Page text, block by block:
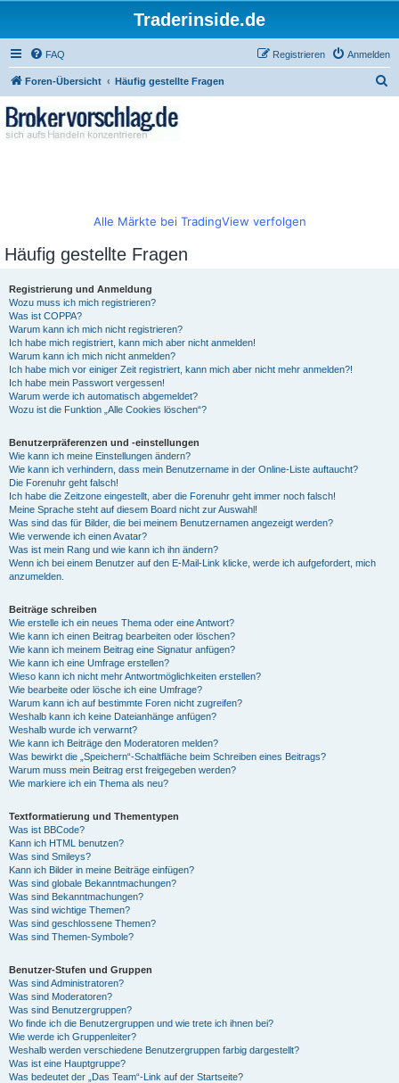
Traderinside.de
FAQ Anmelden
Registrieren
Foren-Übersicht Häufig gestellte Fragen
Alle Märkte bei TradingView verfolgen
Häufig gestellte Fragen
Registrierung und Anmeldung
Wozu muss ich mich registrieren?
Was ist COPPA?
Warum kann ich mich nicht registrieren?
Ich habe mich registriert, kann mich aber nicht anmelden!
Warum kann ich mich nicht anmelden?
Ich habe mich vor einiger Zeit registriert, kann mich aber nicht mehr anmelden?!
Ich habe mein Passwort vergessen!
Warum werde ich automatisch abgemeldet?
Wozu ist die Funktion „Alle Cookies löschen“?
Benutzerpräferenzen und -einstellungen
Wie kann ich meine Einstellungen ändern?
Wie kann ich verhindern, dass mein Benutzername in der Online-Liste auftaucht?
Die Forenuhr geht falsch!
Ich habe die Zeitzone eingestellt, aber die Forenuhr geht immer noch falsch!
Meine Sprache steht auf diesem Board nicht zur Auswahl!
Was sind das für Bilder, die bei meinem Benutzernamen angezeigt werden?
Wie verwende ich einen Avatar?
Was ist mein Rang und wie kann ich ihn ändern?
Wenn ich bei einem Benutzer auf den E-Mail-Link klicke, werde ich aufgefordert, mich
anzumelden.
Beiträge schreiben
Wie erstelle ich ein neues Thema oder eine Antwort?
Wie kann ich einen Beitrag bearbeiten oder löschen?
Wie kann ich meinem Beitrag eine Signatur anfügen?
Wie kann ich eine Umfrage erstellen?
Wieso kann ich nicht mehr Antwortmöglichkeiten erstellen?
Wie bearbeite oder lösche ich eine Umfrage?
Warum kann ich auf bestimmte Foren nicht zugreifen?
Weshalb kann ich keine Dateianhänge anfügen?
Weshalb wurde ich verwarnt?
Wie kann ich Beiträge den Moderatoren melden?
Was bewirkt die „Speichern“-Schaltfläche beim Schreiben eines Beitrags?
Warum muss mein Beitrag erst freigegeben werden?
Wie markiere ich ein Thema als neu?
Textformatierung und Thementypen
Was ist BBCode?
Kann ich HTML benutzen?
Was sind Smileys?
Kann ich Bilder in meine Beiträge einfügen?
Was sind globale Bekanntmachungen?
Was sind Bekanntmachungen?
Was sind wichtige Themen?
Was sind geschlossene Themen?
Was sind Themen-Symbole?
Benutzer-Stufen und Gruppen
Was sind Administratoren?
Was sind Moderatoren?
Was sind Benutzergruppen?
Wo finde ich die Benutzergruppen und wie trete ich ihnen bei?
Wie werde ich Gruppenleiter?
Weshalb werden verschiedene Benutzergruppen farbig dargestellt?
Was ist eine Hauptgruppe?
Was bedeutet der „Das Team“-Link auf der Startseite?